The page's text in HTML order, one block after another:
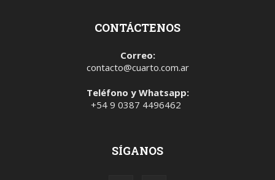
CONTÁCTENOS
Correo:
contacto@cuarto.com.ar
Teléfono y Whatsapp:
+54 9 0387 4496462
SÍGANOS